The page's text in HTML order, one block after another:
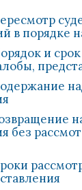
в порядке
и
без